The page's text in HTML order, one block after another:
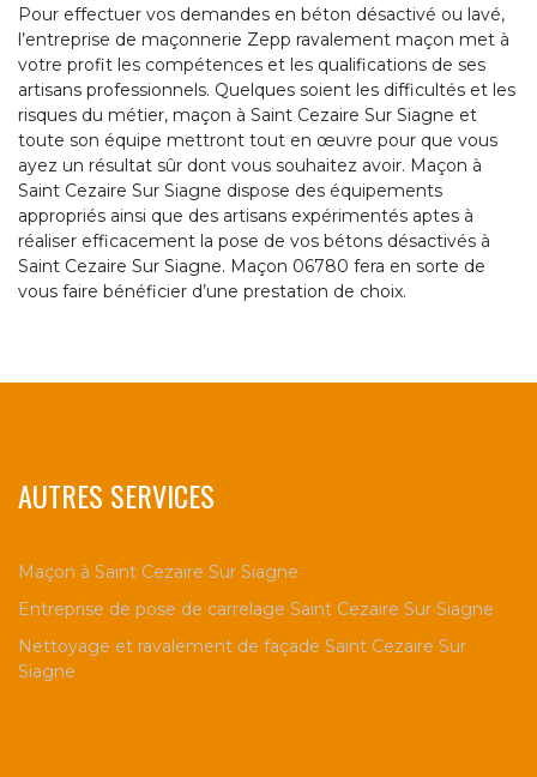
Pour effectuer vos demandes en béton désactivé ou lavé,
l’entreprise de maçonnerie Zepp ravalement maçon met à
votre profit les compétences et les qualifications de ses
artisans professionnels. Quelques soient les difficultés et les
risques du métier, maçon à Saint Cezaire Sur Siagne et
toute son équipe mettront tout en œuvre pour que vous
ayez un résultat sûr dont vous souhaitez avoir. Maçon à
Saint Cezaire Sur Siagne dispose des équipements
appropriés ainsi que des artisans expérimentés aptes à
réaliser efficacement la pose de vos bétons désactivés à
Saint Cezaire Sur Siagne. Maçon 06780 fera en sorte de
vous faire bénéficier d’une prestation de choix.
AUTRES SERVICES
Maçon à Saint Cezaire Sur Siagne
Entreprise de pose de carrelage Saint Cezaire Sur Siagne
Nettoyage et ravalement de façade Saint Cezaire Sur
Siagne